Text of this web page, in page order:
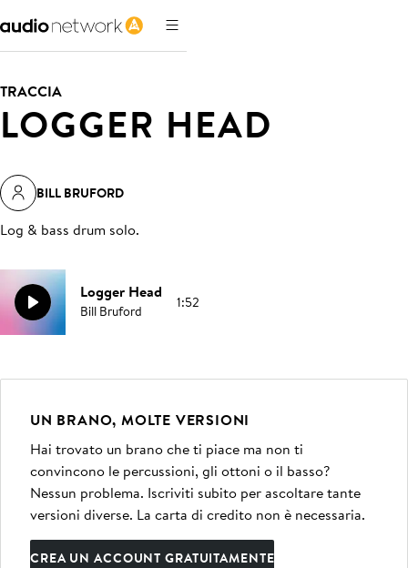
TRACCIA
LOGGER HEAD
BILL BRUFORD
Log & bass drum solo.
Logger Head
Bill Bruford 1:52
UN BRANO, MOLTE VERSIONI
Hai trovato un brano che ti piace ma non ti
convincono le percussioni, gli ottoni o il basso?
Nessun problema. Iscriviti subito per ascoltare tante
versioni diverse. La carta di credito non è necessaria.
CREA UN ACCOUNT GRATUITAMENTE